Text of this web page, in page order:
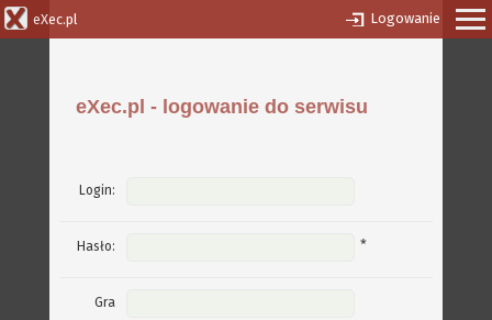
eXec.pl Logowanie
eXec.pl - logowanie do serwisu
Login:
Hasło: *
Gra